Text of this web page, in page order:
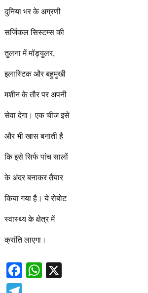
दुनिया भर के अग्रणी
सर्जिकल सिस्टम्स की
तुलना में मॉड्युलर,
इलास्टिक और बहुमुखी
मशीन के तौर पर अपनी
सेवा देगा। एक चीज इसे
और भी खास बनाती है
कि इसे सिर्फ पांच सालों
के अंदर बनाकर तैयार
किया गया है। ये रोबोट
स्वास्थ्य के क्षेत्र में
क्रांति लाएगा।
F
W